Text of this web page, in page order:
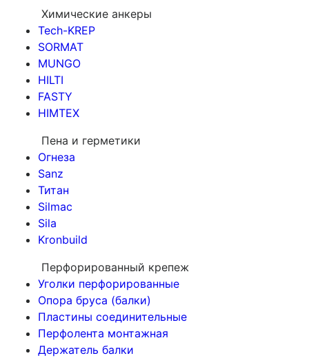
Химические анкеры
Tech-KREP
SORMAT
MUNGO
HILTI
FASTY
HIMTEX
Пена и герметики
Огнеза
Sanz
Титан
Silmac
Sila
Kronbuild
Перфорированный крепеж
Уголки перфорированные
Опора бруса (балки)
Пластины соединительные
Перфолента монтажная
Держатель балки